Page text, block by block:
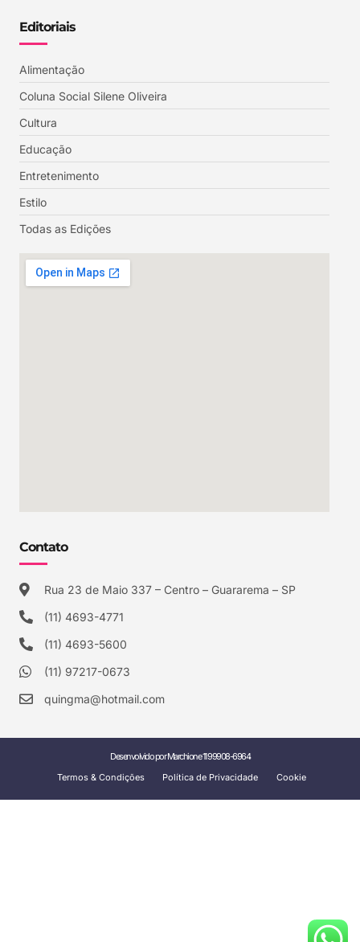
Editoriais
Alimentação
Coluna Social Silene Oliveira
Cultura
Educação
Entretenimento
Estilo
Todas as Edições
Contato
Rua 23 de Maio 337 – Centro – Guararema – SP
(11) 4693-4771
(11) 4693-5600
(11) 97217-0673
quingma@hotmail.com
Desenvolvido por Marchione 11 99908-6964
Termos & Condições
Política de Privacidade Cookie